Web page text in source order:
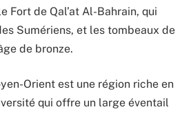
Fort de Qal’at Al-Bahrain, qui
Sumériens, et les tombeaux de
de bronze.
Orient est une région riche en
qui offre un large éventail